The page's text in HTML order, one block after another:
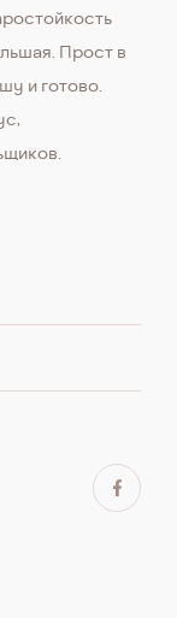
Прост в
и готово.